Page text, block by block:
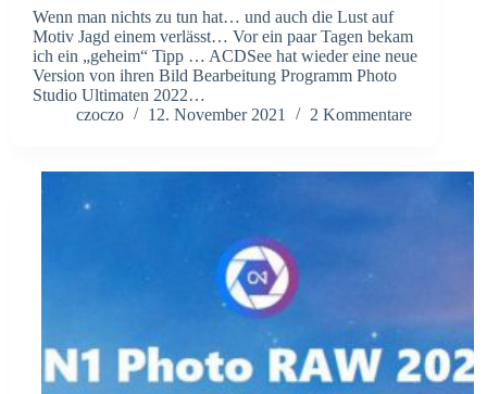
Wenn man nichts zu tun hat… und auch die Lust auf
Motiv Jagd einem verlässt… Vor ein paar Tagen bekam
ich ein „geheim“ Tipp … ACDSee hat wieder eine neue
Version von ihren Bild Bearbeitung Programm Photo
Studio Ultimaten 2022…
czoczo
12. November 2021 2 Kommentare